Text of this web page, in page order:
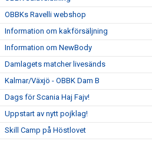
OBBKs Ravelli webshop
Information om kakförsäljning
Information om NewBody
Damlagets matcher livesänds
Kalmar/Växjö - OBBK Dam B
Dags för Scania Haj Fajv!
Uppstart av nytt pojklag!
Skill Camp på Höstlovet